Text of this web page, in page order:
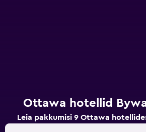
Ottawa hotellid
Leia pakkumisi 9 Ottawa